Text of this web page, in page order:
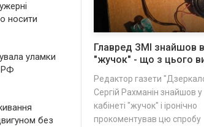
носити
уламки
РФ
без
Главред ЗМІ знайшов в
"жучок" - що з цього
Редактор газети
Сергій Рахманін знайшов у
кабінеті "жучок" і іронічно
прокоментував цю спробу